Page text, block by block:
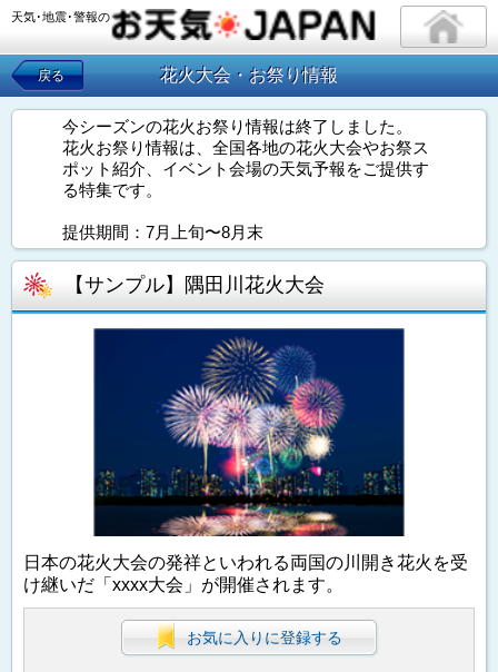
天気･地震･警報の
戻る 花火大会・お祭り情報
今シーズンの花火お祭り情報は終了しました。
花火お祭り情報は、全国各地の花火大会やお祭ス
ポット紹介、イベント会場の天気予報をご提供す
る特集です。
提供期間：7月上旬〜8月末
【サンプル】隅田川花火大会
日本の花火大会の発祥といわれる両国の川開き花火を受
け継いだ「xxxx大会」が開催されます。
お気に入りに登録する